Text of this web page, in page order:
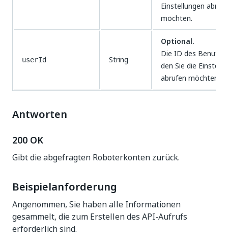
Einstellungen
möchten.
userId String
Optional.
Die ID des
den Sie die
abrufen möchten.
Antworten
200 OK
Gibt die abgefragten Roboterkonten zurück.
Beispielanforderung
Angenommen, Sie haben alle Informationen
gesammelt, die zum Erstellen des API-Aufrufs
erforderlich sind.